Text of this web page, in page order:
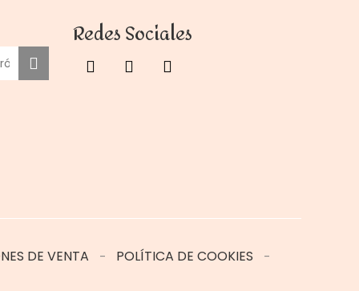
Redes Sociales
DE VENTA POLÍTICA DE COOKIES